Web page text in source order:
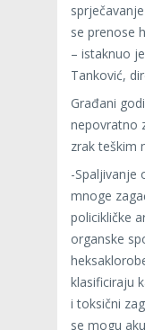
se prenose
– istaknuo je
Tanković,
Građani
nepovratno
zrak teškim
-Spaljivanje
mnoge
policikličke
organske
klasificiraju
i toksični
se mogu